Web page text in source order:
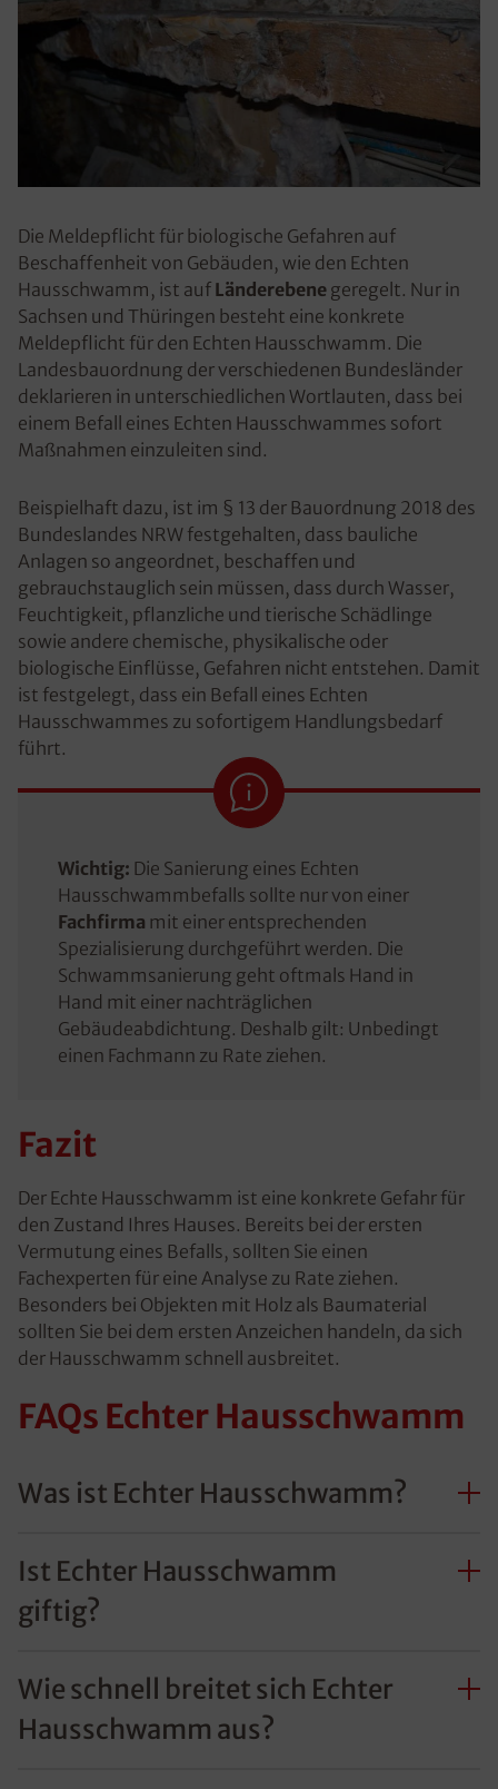
Die Meldepflicht für biologische Gefahren auf
Beschaffenheit von Gebäuden, wie den Echten
Hausschwamm, ist auf Länderebene geregelt. Nur in
Sachsen und Thüringen besteht eine konkrete
Meldepflicht für den Echten Hausschwamm. Die
Landesbauordnung der verschiedenen Bundesländer
deklarieren in unterschiedlichen Wortlauten, dass bei
einem Befall eines Echten Hausschwammes sofort
Maßnahmen einzuleiten sind.
Beispielhaft dazu, ist im § 13 der Bauordnung 2018 des
Bundeslandes NRW festgehalten, dass bauliche
Anlagen so angeordnet, beschaffen und
gebrauchstauglich sein müssen, dass durch Wasser,
Feuchtigkeit, pflanzliche und tierische Schädlinge
sowie andere chemische, physikalische oder
biologische Einflüsse, Gefahren nicht entstehen. Damit
ist festgelegt, dass ein Befall eines Echten
Hausschwammes zu sofortigem Handlungsbedarf
führt.
Wichtig: Die Sanierung eines Echten
Hausschwammbefalls sollte nur von einer
Fachfirma mit einer entsprechenden
Spezialisierung durchgeführt werden. Die
Schwammsanierung geht oftmals Hand in
Hand mit einer nachträglichen
Gebäudeabdichtung. Deshalb gilt: Unbedingt
einen Fachmann zu Rate ziehen.
Fazit
Der Echte Hausschwamm ist eine konkrete Gefahr für
den Zustand Ihres Hauses. Bereits bei der ersten
Vermutung eines Befalls, sollten Sie einen
Fachexperten für eine Analyse zu Rate ziehen.
Besonders bei Objekten mit Holz als Baumaterial
sollten Sie bei dem ersten Anzeichen handeln, da sich
der Hausschwamm schnell ausbreitet.
FAQs Echter Hausschwamm
Was ist Echter Hausschwamm?
Ist Echter Hausschwamm
giftig?
Wie schnell breitet sich Echter
Hausschwamm aus?